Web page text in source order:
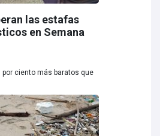
las estafas
en Semana
ciento más baratos que